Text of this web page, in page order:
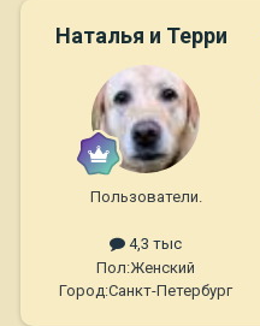
Наталья и Терри
Пользователи.
4,3 тыс
Пол:Женский
Город:Санкт-Петербург